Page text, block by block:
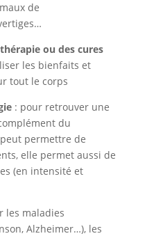
de
ou des cures
les bienfaits et
tout le corps
: pour retrouver une
du
permettre de
elle permet aussi de
(en intensité et
les maladies
Alzheimer…), les